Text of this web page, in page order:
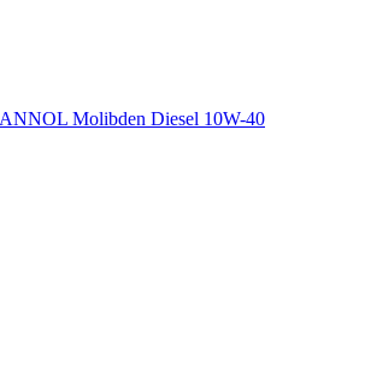
Molibden Diesel 10W-40